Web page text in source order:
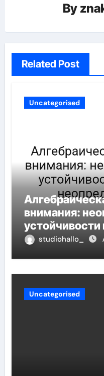
By
Related Post
Uncategorised
внимания:
устойчивости
studiohallo_
Uncategorised